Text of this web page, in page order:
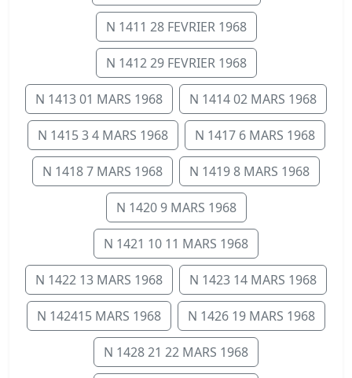
N 1411 28 FEVRIER 1968
N 1412 29 FEVRIER 1968
N 1413 01 MARS 1968 N 1414 02 MARS 1968
N 1415 3 4 MARS 1968 N 1417 6 MARS 1968
N 1418 7 MARS 1968 N 1419 8 MARS 1968
N 1420 9 MARS 1968
N 1421 10 11 MARS 1968
N 1422 13 MARS 1968 N 1423 14 MARS 1968
N 142415 MARS 1968 N 1426 19 MARS 1968
N 1428 21 22 MARS 1968